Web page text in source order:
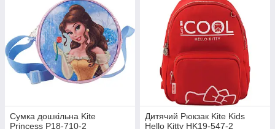
Сумка дошкільна Kite
Princess P18-710-2
Дитячий Рюкзак Kite Kids
Hello Kitty HK19-547-2